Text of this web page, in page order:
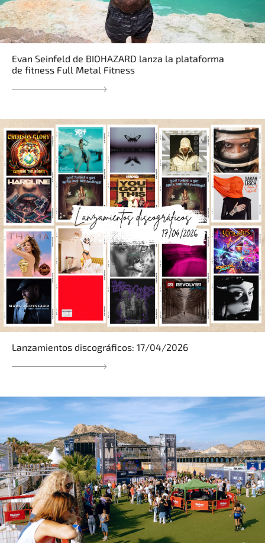
Evan Seinfeld de BIOHAZARD lanza la plataforma
de fitness Full Metal Fitness
Lanzamientos discográficos: 17/04/2026